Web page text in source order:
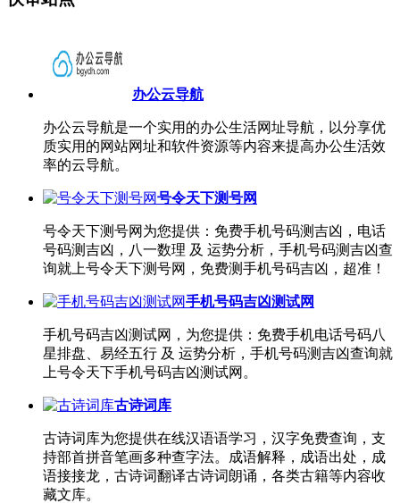
办公云导航
办公云导航是一个实用的办公生活网址导航，以分享优
质实用的网站网址和软件资源等内容来提高办公生活效
率的云导航。
号令天下测号网
号令天下测号网为您提供：免费手机号码测吉凶，电话
号码测吉凶，八一数理 及 运势分析，手机号码测吉凶查
询就上号令天下测号网，免费测手机号码吉凶，超准！
手机号码吉凶测试网
手机号码吉凶测试网，为您提供：免费手机电话号码八
星排盘、易经五行 及 运势分析，手机号码测吉凶查询就
上号令天下手机号码吉凶测试网。
古诗词库
古诗词库为您提供在线汉语语学习，汉字免费查询，支
持部首拼音笔画多种查字法。成语解释，成语出处，成
语接接龙，古诗词翻译古诗词朗诵，各类古籍等内容收
藏文库。